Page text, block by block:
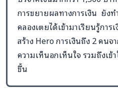
การขยายผลทางการเงิน ยัง
คลองเตยได้เข้ามาเรียนรู้กา
สร้าง Hero การเงินถึง 2 คน
ความเห็นอกเห็นใจ รวมถึงเข้
ขึ้น